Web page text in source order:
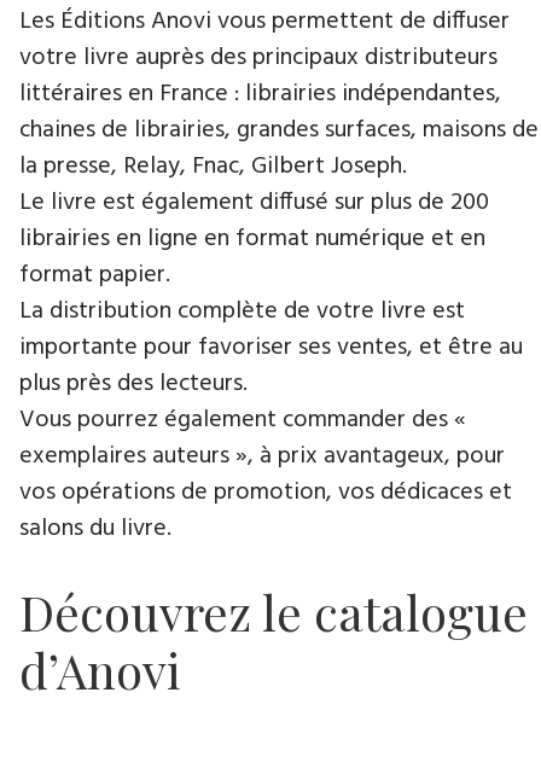
Les Éditions Anovi vous permettent de diffuser
votre livre auprès des principaux distributeurs
littéraires en France : librairies indépendantes,
chaines de librairies, grandes surfaces, maisons de
la presse, Relay, Fnac, Gilbert Joseph.
Le livre est également diffusé sur plus de 200
librairies en ligne en format numérique et en
format papier.
La distribution complète de votre livre est
importante pour favoriser ses ventes, et être au
plus près des lecteurs.
Vous pourrez également commander des «
exemplaires auteurs », à prix avantageux, pour
vos opérations de promotion, vos dédicaces et
salons du livre.
Découvrez le catalogue
d’Anovi